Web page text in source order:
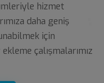
hizmet
daha geniş
için
çalışmalarımız